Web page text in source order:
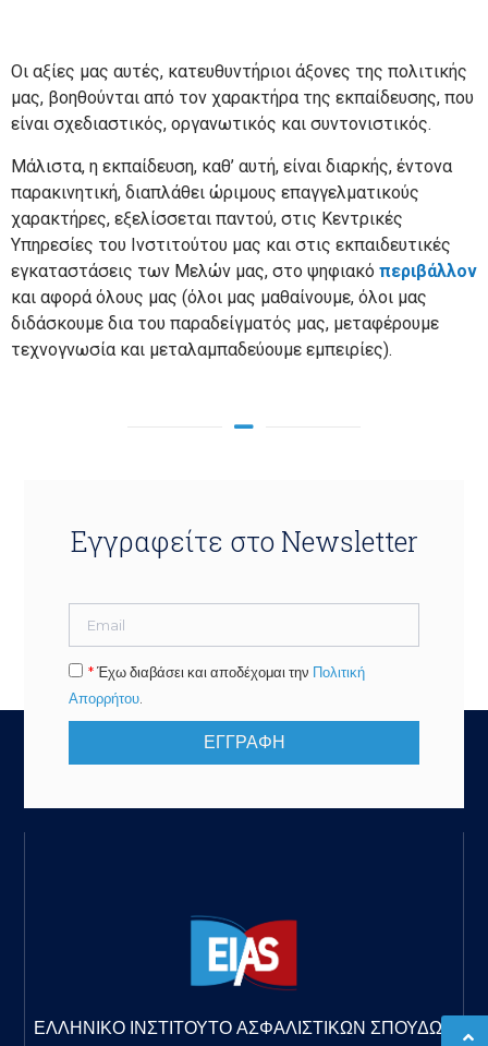
Οι αξίες μας αυτές, κατευθυντήριοι άξονες της πολιτικής
μας, βοηθούνται από τον χαρακτήρα της εκπαίδευσης, που
είναι σχεδιαστικός, οργανωτικός και συντονιστικός.
Μάλιστα, η εκπαίδευση, καθ’ αυτή, είναι διαρκής, έντονα
παρακινητική, διαπλάθει ώριμους επαγγελματικούς
χαρακτήρες, εξελίσσεται παντού, στις Κεντρικές
Υπηρεσίες του Ινστιτούτου μας και στις εκπαιδευτικές
εγκαταστάσεις των Μελών μας, στο ψηφιακό περιβάλλον
και αφορά όλους μας (όλοι μας μαθαίνουμε, όλοι μας
διδάσκουμε δια του παραδείγματός μας, μεταφέρουμε
τεχνογνωσία και μεταλαμπαδεύουμε εμπειρίες).
Εγγραφείτε στο Newsletter
*Έχω διαβάσει και αποδέχομαι την Πολιτική
Απορρήτου.
ΕΓΓΡΑΦΗ
ΕΛΛΗΝΙΚΟ ΙΝΣΤΙΤΟΥΤΟ ΑΣΦΑΛΙΣΤΙΚΩΝ ΣΠΟΥΔΩΝ